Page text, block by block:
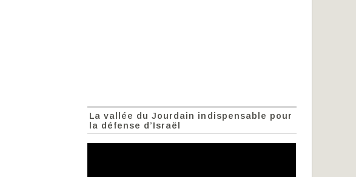
La vallée du Jourdain indispensable pour
la défense d’Israël